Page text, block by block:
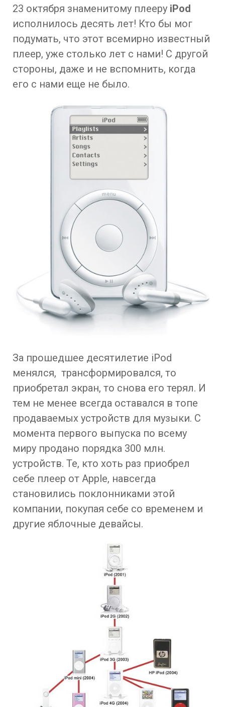
23 октября знаменитому плееру iPod
исполнилось десять лет! Кто бы мог
подумать, что этот всемирно известный
плеер, уже столько лет с нами! С другой
стороны, даже и не вспомнить, когда
его с нами еще не было.
За прошедшее десятилетие iPod
менялся, трансформировался, то
приобретал экран, то снова его терял. И
тем не менее всегда оставался в топе
продаваемых устройств для музыки. С
момента первого выпуска по всему
миру продано порядка 300 млн.
устройств. Те, кто хоть раз приобрел
себе плеер от Apple, навсегда
становились поклонниками этой
компании, покупая себе со временем и
другие яблочные девайсы.